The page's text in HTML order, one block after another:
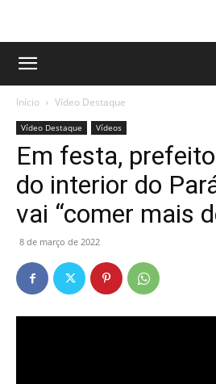
Início Vídeo Destaque
Vídeo Destaque Vídeos
Em festa,
do interior do
vai “comer mais
8 de março de 2022